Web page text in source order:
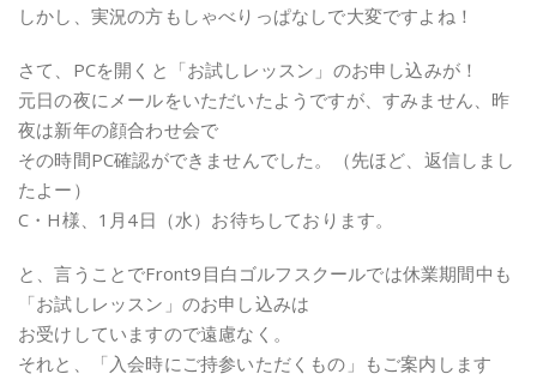
しかし、実況の方もしゃべりっぱなしで大変ですよね！
さて、PCを開くと「お試しレッスン」のお申し込みが！
元日の夜にメールをいただいたようですが、すみません、昨
夜は新年の顔合わせ会で
その時間PC確認ができませんでした。（先ほど、返信しまし
たよー）
C・H様、1月4日（水）お待ちしております。
と、言うことでFront9目白ゴルフスクールでは休業期間中も
「お試しレッスン」のお申し込みは
お受けしていますので遠慮なく。
それと、「入会時にご持参いただくもの」もご案内します